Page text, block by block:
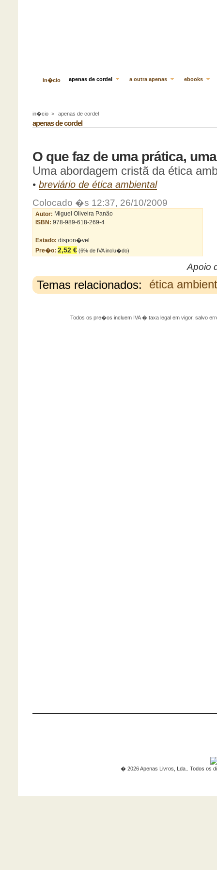
in�cio apenas de cordel a outra apenas ebooks
in�cio > apenas de cordel
apenas de cordel
O que faz de uma prática,
Uma abordagem cristã da ética
• breviário de ética ambiental
Colocado �s 12:37, 26/10/2009
Autor: Miguel Oliveira Panão
ISBN: 978-989-618-269-4
Estado: dispon�vel
Pre�o: 2,52 € (6% de IVA inclu�do)
Apoio
Temas relacionados: ética
Todos os pre�os incluem IVA � taxa legal em vigor, salvo
� 2026 Apenas Livros, Lda.. Todos os